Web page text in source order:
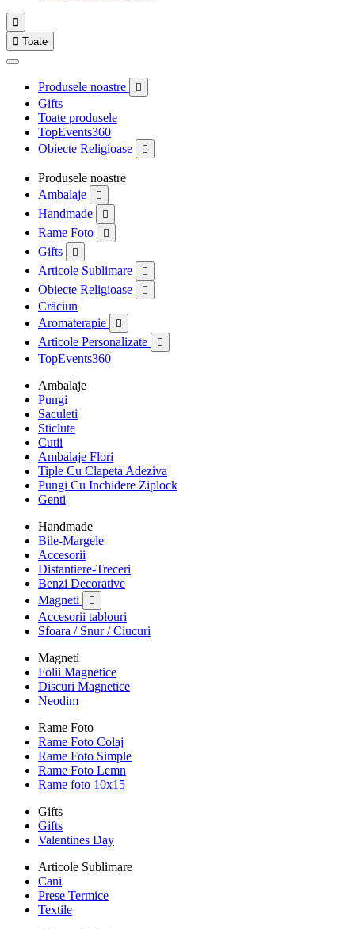

 Toate
Produsele noastre 
Gifts
Toate produsele
TopEvents360
Obiecte Religioase

Produsele noastre
Ambalaje

Handmade 
Rame Foto 
Gifts 
Articole Sublimare 
Obiecte Religioase 
Crăciun
Aromaterapie

Articole Personalizate 
TopEvents360
Ambalaje
Pungi
Saculeti
Sticlute
Cutii
Ambalaje Flori
Tiple Cu Clapeta Adeziva
Pungi Cu Inchidere Ziplock
Genti
Handmade
Bile-Margele
Accesorii
Distantiere-Treceri
Benzi Decorative
Magneti

Accesorii tablouri
Sfoara / Snur / Ciucuri
Magneti
Folii Magnetice
Discuri Magnetice
Neodim
Rame Foto
Rame Foto Colaj
Rame Foto Simple
Rame Foto Lemn
Rame foto 10x15
Gifts
Gifts
Valentines Day
Articole Sublimare
Cani
Prese Termice
Textile